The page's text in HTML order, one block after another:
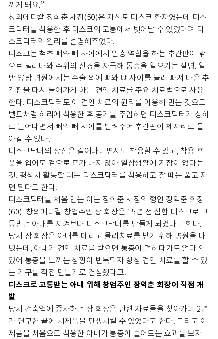
끼게 돼요.”
창의메디칼 장희춘 사장(50)은 자신도 디스크 환자였는데 디스
크닥터를 착용한 후 디스크의 고통에서 벗어날 수 있었다며 디
스크닥터의 원리를 설명해주었다.
디스크는 척추 뼈와 뼈 사이에서 완충 역할을 하는 추간판이 밖
으로 밀려나와 주위의 신경을 자극해 통증을 일으키는 질병. 일
반 양방 병원에서는 수술 외에 뼈와 뼈 사이를 늘려 빠져 나온 추
간판을 다시 들어가게 하는 견인 치료를 주요 치료법으로 사용
한다. 디스크닥터도 이 견인 치료의 원리를 이용해 만든 것으로
벨트처럼 허리에 착용한 후 공기를 주입하면 디스크닥터가 상하
로 늘어나면서 뼈와 뼈 사이를 벌려주어 추간판이 제자리로 돌
아갈 수 있다.
디스크닥터의 장점은 걸어다니면서도 착용할 수 있고, 착용 후
옷을 입어도 겉으로 표가 나지 않아 일상생활에 지장이 없다는
것. 평상시 활동할 때는 디스크닥터를 착용하고 잘 때는 풀고 자
면 된다고 한다.
디스크닥터를 처음 만든 이는 장희춘 사장의 형인 장익춘 회장
(60). 창의메디칼 창업주인 장 회장은 15년 전 심한 디스크로 고
통받던 아내를 지켜보다 디스크닥터를 만들게 되었다고 한다.
당시 장 회장은 아내를 데리고 물리치료를 받기 위해 병원을 다
녔는데, 아내가 견인 치료를 받으면 통증이 덜하다가도 얼마 안
있어 통증을 느끼는 상황이 반복되자 항상 견인 치료를 할 수 있
는 기구를 직접 만들기로 결심했다고.
디스크로 고통받는 아내 위해 창업주인 장익춘 회장이 직접 개
발
당시 건축업에 종사하던 장 회장은 관련 자료들을 찾아가며 2년
간 연구한 끝에 시제품을 탄생시킬 수 있었다고 한다. 그리고 이
제품을 처음으로 착용한 아내가 통증이 줄어드는 효과를 보자